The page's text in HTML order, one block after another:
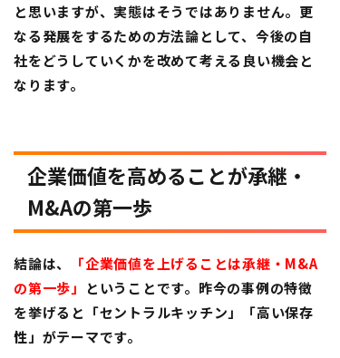
と思いますが、実態はそうではありません。更
なる発展をするための方法論として、今後の自
社をどうしていくかを改めて考える良い機会と
なります。
企業価値を高めることが承継・
M&Aの第一歩
結論は、
「企業価値を上げることは承継・M&A
の第一歩」
ということです。昨今の事例の特徴
を挙げると 「セントラルキッチン」「高い保存
性」がテーマです。